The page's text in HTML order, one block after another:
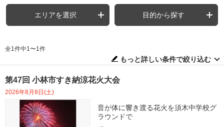
エリアを選択 目的から探す
全1件中1〜1件
もっと詳しい条件で絞り込む
第47回 小林市すき納涼花火大会
2026年8月8日(土)
音が体に響き渡る花火を須木中学校グ
ラウンドで